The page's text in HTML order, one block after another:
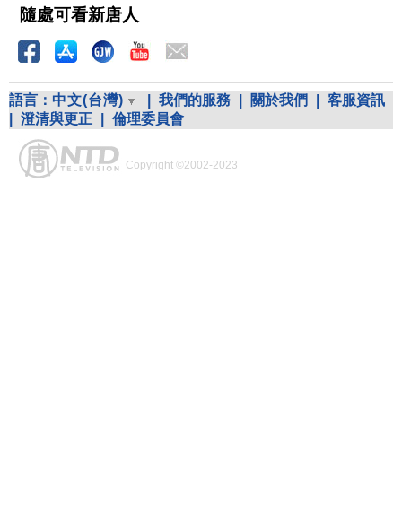
隨處可看新唐人
語言： 中文(台灣) 我們的服務 關於我們
客服資訊
澄清與更正 倫理委員會
Copyright ©2002-2023